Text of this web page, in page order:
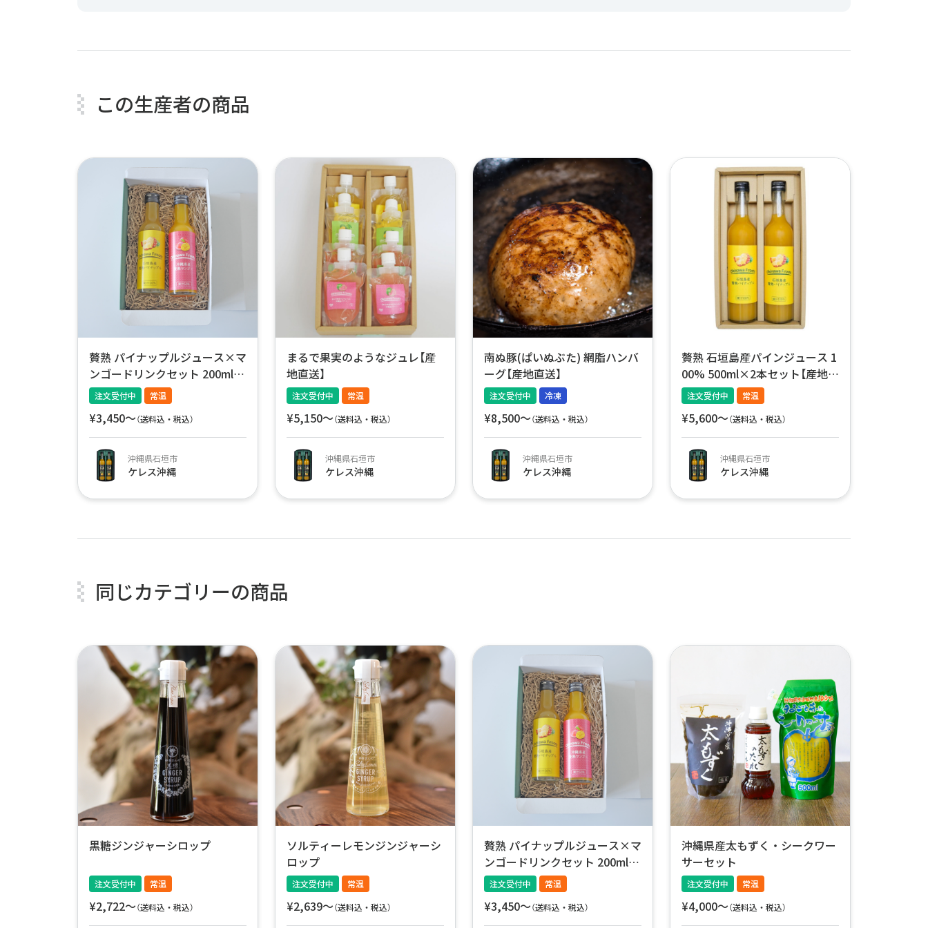
この生産者の商品
贅熟 パイナップルジュース×マ
ンゴードリンクセット 200ml×
2本【産地直送】
注文受付中 常温
¥3,450〜（送料込・税込）
沖縄県石垣市
ケレス沖縄
まるで果実のようなジュレ【産
地直送】
注文受付中 常温
¥5,150〜（送料込・税込）
沖縄県石垣市
ケレス沖縄
南ぬ豚(ぱいぬぶた) 網脂ハンバ
ーグ【産地直送】
注文受付中 冷凍
¥8,500〜（送料込・税込）
沖縄県石垣市
ケレス沖縄
贅熟 石垣島産パインジュース 1
00% 500ml×2本セット【産地直
送】
注文受付中 常温
¥5,600〜（送料込・税込）
沖縄県石垣市
ケレス沖縄
同じカテゴリーの商品
黒糖ジンジャーシロップ
注文受付中 常温
¥2,722〜（送料込・税込）
ソルティーレモンジンジャーシ
ロップ
注文受付中 常温
¥2,639〜（送料込・税込）
贅熟 パイナップルジュース×マ
ンゴードリンクセット 200ml×
2本【産地直送】
注文受付中 常温
¥3,450〜（送料込・税込）
沖縄県産太もずく・シークワー
サーセット
注文受付中 常温
¥4,000〜（送料込・税込）